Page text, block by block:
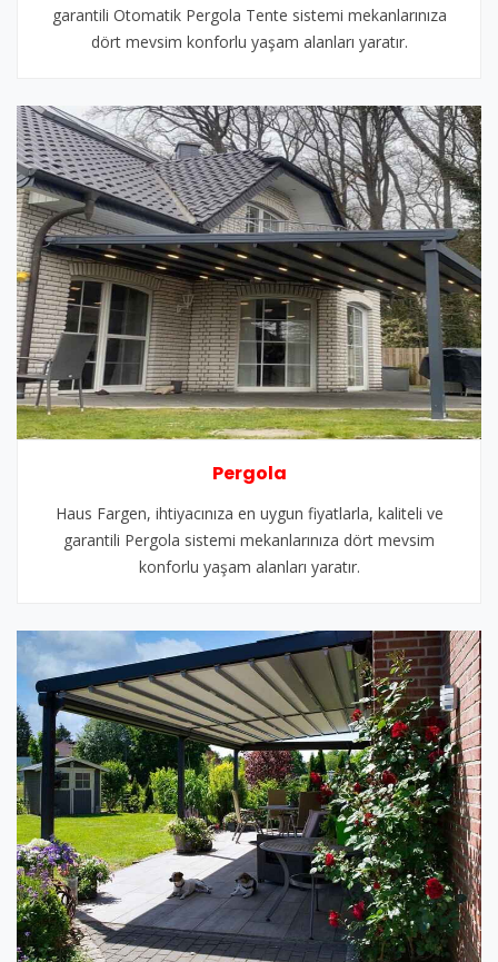
garantili Otomatik Pergola Tente sistemi mekanlarınıza
dört mevsim konforlu yaşam alanları yaratır.
Pergola
Haus Fargen, ihtiyacınıza en uygun fiyatlarla, kaliteli ve
garantili Pergola sistemi mekanlarınıza dört mevsim
konforlu yaşam alanları yaratır.